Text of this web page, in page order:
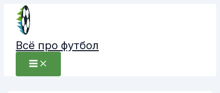
Перейти
содержимому
Всё про футбол